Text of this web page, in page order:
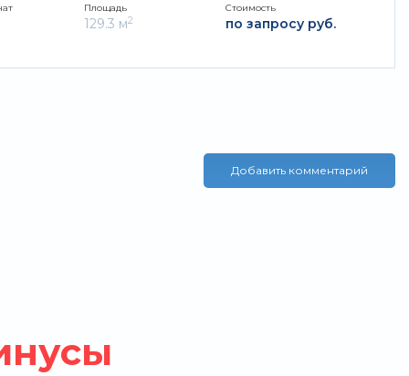
Площадь
129.3 м2
Стоимость
по запросу руб.
Добавить комментарий